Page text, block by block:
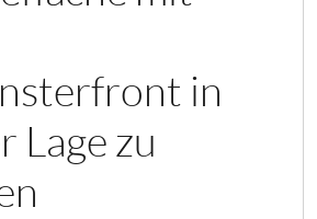
in
Lage zu